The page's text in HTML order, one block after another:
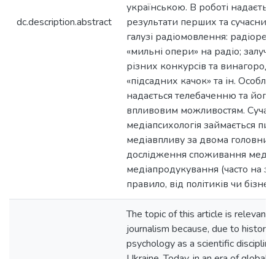
dc.description.abstract
українською. В роботі
результати перших та
галузі радіомовлення:
«мильні опери» на радіо;
різних конкурсів та
«підсадних качок» та ін.
надається телебаченню та
впливовим можливостям.
медіапсихологія займається
медіавпливу за двома
дослідження споживання
медіапродукування (часто на
правило, від політиків чи
The topic of this article is relevant
journalism because, due to
psychology as a scientific